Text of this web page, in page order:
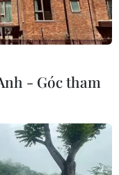
- Góc tham